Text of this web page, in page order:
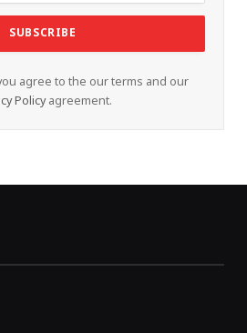
agree to the our terms and our
Policyagreement.